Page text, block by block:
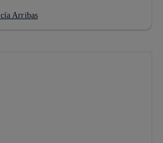
Arribas